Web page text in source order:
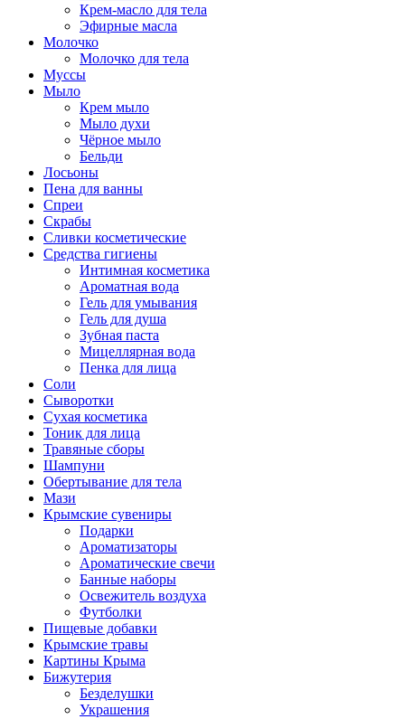
Крем-масло для тела
Эфирные масла
Молочко
Молочко для тела
Муссы
Мыло
Крем мыло
Мыло духи
Чёрное мыло
Бельди
Лосьоны
Пена для ванны
Спреи
Скрабы
Сливки косметические
Средства гигиены
Интимная косметика
Ароматная вода
Гель для умывания
Гель для душа
Зубная паста
Мицеллярная вода
Пенка для лица
Соли
Сыворотки
Сухая косметика
Тоник для лица
Травяные сборы
Шампуни
Обертывание для тела
Мази
Крымские сувениры
Подарки
Ароматизаторы
Ароматические свечи
Банные наборы
Освежитель воздуха
Футболки
Пищевые добавки
Крымские травы
Картины Крыма
Бижутерия
Безделушки
Украшения